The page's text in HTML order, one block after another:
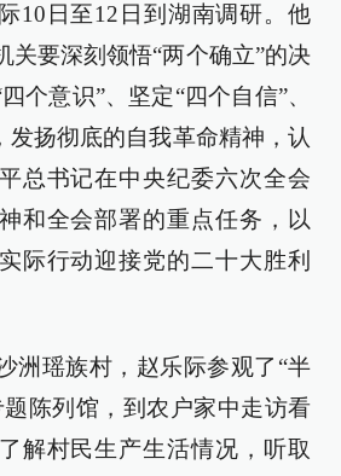
10日至12日到湖南调研。他
关要深刻领悟“两个确立”的决
个意识”、坚定“四个自信”、
发扬彻底的自我革命精神，认
总书记在中央纪委六次全会
和全会部署的重点任务，以
际行动迎接党的二十大胜利
洲瑶族村，赵乐际参观了“半
陈列馆，到农户家中走访看
解村民生产生活情况，听取